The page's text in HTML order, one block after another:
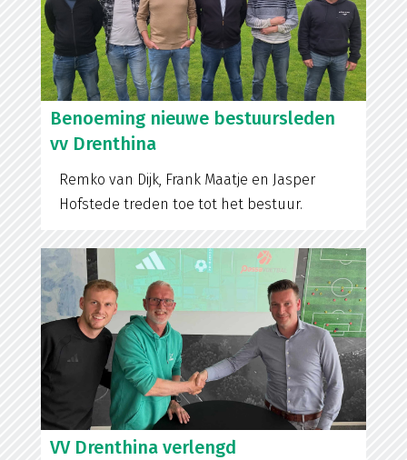
Benoeming nieuwe bestuursleden
vv Drenthina
Remko van Dijk, Frank Maatje en Jasper
Hofstede treden toe tot het bestuur.
VV Drenthina verlengd